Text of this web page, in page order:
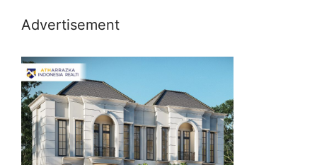
Advertisement